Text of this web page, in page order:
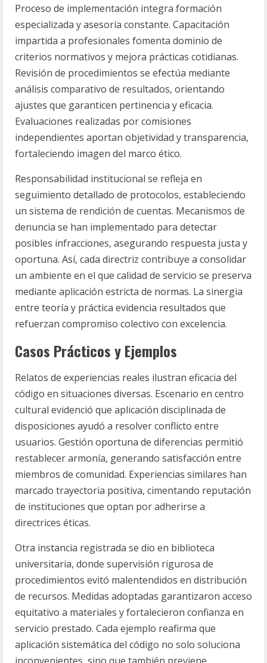
Proceso de implementación integra formación
especializada y asesoría constante. Capacitación
impartida a profesionales fomenta dominio de
criterios normativos y mejora prácticas cotidianas.
Revisión de procedimientos se efectúa mediante
análisis comparativo de resultados, orientando
ajustes que garanticen pertinencia y eficacia.
Evaluaciones realizadas por comisiones
independientes aportan objetividad y transparencia,
fortaleciendo imagen del marco ético.
Responsabilidad institucional se refleja en
seguimiento detallado de protocolos, estableciendo
un sistema de rendición de cuentas. Mecanismos de
denuncia se han implementado para detectar
posibles infracciones, asegurando respuesta justa y
oportuna. Así, cada directriz contribuye a consolidar
un ambiente en el que calidad de servicio se preserva
mediante aplicación estricta de normas. La sinergia
entre teoría y práctica evidencia resultados que
refuerzan compromiso colectivo con excelencia.
Casos Prácticos y Ejemplos
Relatos de experiencias reales ilustran eficacia del
código en situaciones diversas. Escenario en centro
cultural evidenció que aplicación disciplinada de
disposiciones ayudó a resolver conflicto entre
usuarios. Gestión oportuna de diferencias permitió
restablecer armonía, generando satisfacción entre
miembros de comunidad. Experiencias similares han
marcado trayectoria positiva, cimentando reputación
de instituciones que optan por adherirse a
directrices éticas.
Otra instancia registrada se dio en biblioteca
universitaria, donde supervisión rigurosa de
procedimientos evitó malentendidos en distribución
de recursos. Medidas adoptadas garantizaron acceso
equitativo a materiales y fortalecieron confianza en
servicio prestado. Cada ejemplo reafirma que
aplicación sistemática del código no solo soluciona
inconvenientes, sino que también previene